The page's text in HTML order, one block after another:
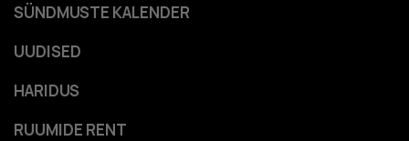
HARIDUS
RUUMIDE RENT
SÜNDMUSTE KALENDER
UUDISED